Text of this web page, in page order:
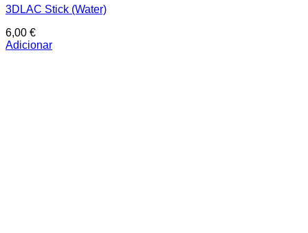
3DLAC Stick (Water)
6,00 €
Adicionar